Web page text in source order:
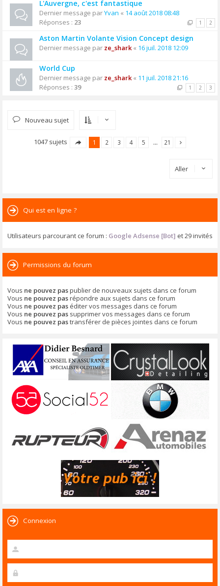
L'Auvergne, c'est fantastique
Dernier message parYvan « 14 août 2018 08:48
Réponses : 23 1 2
Aston Martin Volante Vision Concept design
Dernier message par ze_shark« 16 juil. 2018 12:09
World Cup
Dernier message par ze_shark« 11 juil. 2018 21:16
Réponses : 39 1 2 3
Nouveau sujet
1047 sujets 1 2 3 4 5 … 21
Aller
Qui est en ligne ?
Utilisateurs parcourant ce forum : Google Adsense [Bot] et 29 invités
Permissions du forum
Vous ne pouvez paspublier de nouveaux sujets dans ce forum
Vous ne pouvez pasrépondre aux sujets dans ce forum
Vous ne pouvez pas éditer vos messages dans ce forum
Vous ne pouvez pas supprimer vos messages dans ce forum
Vous ne pouvez pastransférer de pièces jointes dans ce forum
Connexion